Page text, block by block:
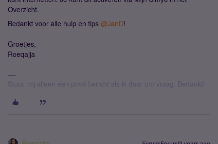
Overzicht.
Bedankt voor alle hulp en tips @JanD!
Groetjes,
Roeqajja
Stuur mij alleen een privé bericht als ik daar om vraag. Bedankt!